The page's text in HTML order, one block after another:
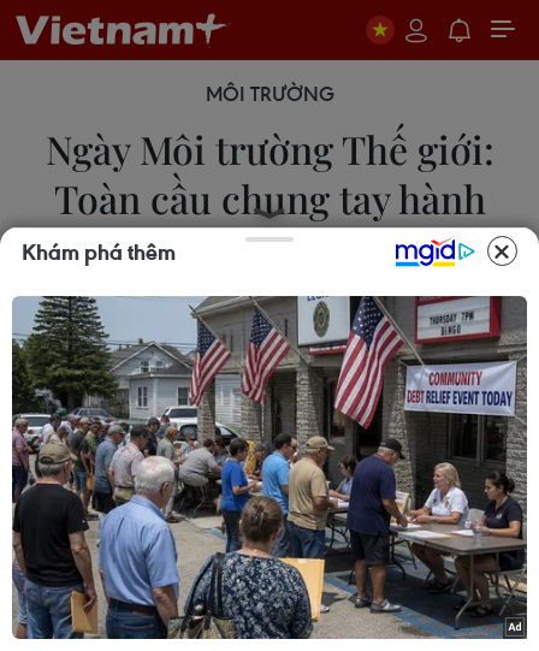
MÔI TRƯỜNG
Ngày Môi trường Thế giới:
Toàn cầu chung tay hành
động vì khí hậu
04/06/2026 23:08
Ngày Môi trường Thế giới (5/6/2026) được
Chương trình Môi trường Liên hợp quốc (UNEP)
phát động với chủ đề “Toàn cầu chung tay hành
động vì khí hậu."
Khám phá thêm